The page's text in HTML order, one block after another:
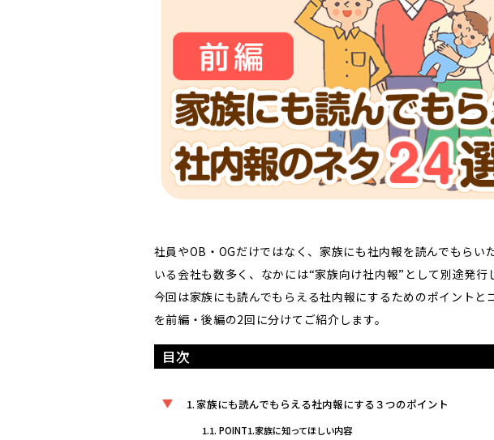
社員やOB・OGだけではなく、家族にも社内報を読んでもらい
いる会社も数多く、なかには“家族向け社内報”として別途発行
今回は家族にも読んでもらえる社内報にするためのポイントと
を前編・後編の2回に分けてご紹介します。
目次
家族にも読んでもらえる社内報にする３つのポイント
POINT1.家族に知ってほしい内容